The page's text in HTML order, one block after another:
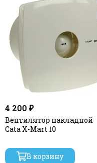
4 200 ₽
Вентилятор накладной
Cata X-Mart 10
В корзину